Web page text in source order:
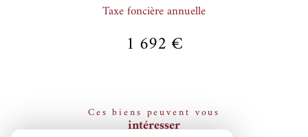
Taxe foncière annuelle
1 692 €
Ces biens peuvent vous
intéresser